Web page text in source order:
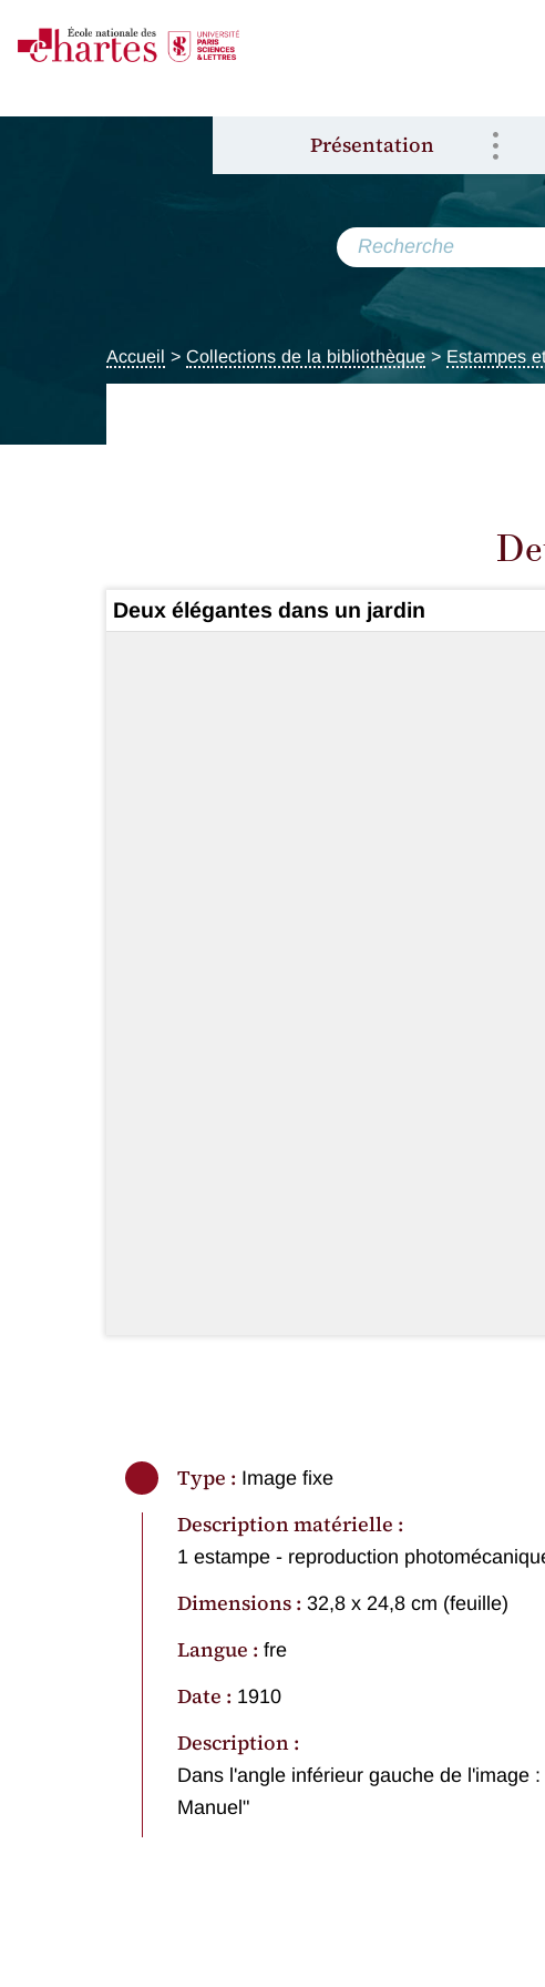
Présentation
Accueil > Collections de la bibliothèque> Estampes
Deux élégantes dans un jardin
Type : Image fixe
Description matérielle :
1 estampe - reproduction
Dimensions : 32,8 x 24,8 cm (feuille)
Langue : fre
Date : 1910
Description :
Dans l'angle inférieur gauche de l'image
Manuel"